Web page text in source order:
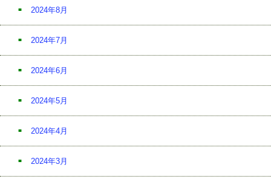
2024年8月
2024年7月
2024年6月
2024年5月
2024年4月
2024年3月